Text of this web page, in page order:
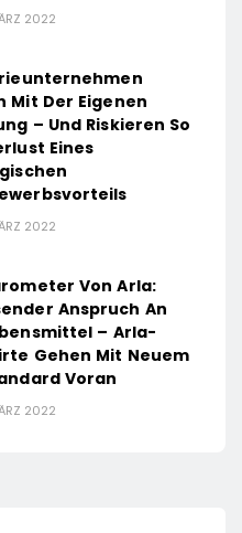
2022
Mit Der Eigenen
– Und Riskieren So
Eines
2022
Von Arla:
Anspruch An
– Arla-
Gehen Mit Neuem
Voran
2022